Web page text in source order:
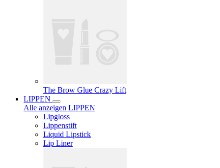
The Brow Glue Crazy Lift
LIPPEN
Alle anzeigen LIPPEN
Lipgloss
Lippenstift
Liquid Lipstick
Lip Liner